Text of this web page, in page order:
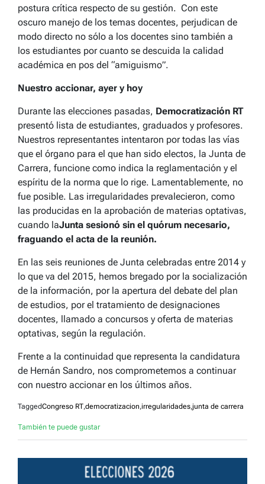
postura crítica respecto de su gestión. Con este
oscuro manejo de los temas docentes, perjudican de
modo directo no sólo a los docentes sino también a
los estudiantes por cuanto se descuida la calidad
académica en pos del “amiguismo”.
Nuestro accionar, ayer y hoy
Durante las elecciones pasadas, Democratización RT
presentó lista de estudiantes, graduados y profesores.
Nuestros representantes intentaron por todas las vías
que el órgano para el que han sido electos, la Junta de
Carrera, funcione como indica la reglamentación y el
espíritu de la norma que lo rige. Lamentablemente, no
fue posible. Las irregularidades prevalecieron, como
las producidas en la aprobación de materias optativas,
cuando laJunta sesionó sin el quórum necesario,
fraguando el acta de la reunión.
En las seis reuniones de Junta celebradas entre 2014 y
lo que va del 2015, hemos bregado por la socialización
de la información, por la apertura del debate del plan
de estudios, por el tratamiento de designaciones
docentes, llamado a concursos y oferta de materias
optativas, según la regulación.
Frente a la continuidad que representa la candidatura
de Hernán Sandro, nos comprometemos a continuar
con nuestro accionar en los últimos años.
TaggedCongreso RT,democratizacion,irregularidades,junta de carrera
También te puede gustar